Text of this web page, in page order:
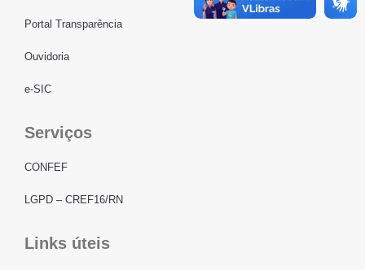
Portal Transparência
Ouvidoria
e-SIC
Serviços
CONFEF
LGPD – CREF16/RN
Links úteis